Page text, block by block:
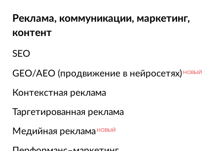
Реклама, коммуникации, маркетинг,
контент
SEO
GEO/AEO (продвижение в нейросетях) НОВЫЙ
Контекстная реклама
Таргетированная реклама
Медийная реклама НОВЫЙ